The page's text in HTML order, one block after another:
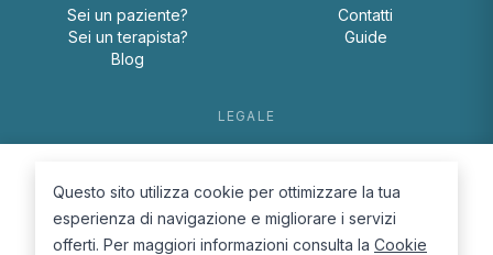
Sei un paziente?
Sei un terapista?
Blog
Contatti
Guide
LEGALE
Cookie Policy
Questo sito utilizza cookie per ottimizzare la tua
esperienza di navigazione e migliorare i servizi
offerti. Per maggiori informazioni consulta la Cookie